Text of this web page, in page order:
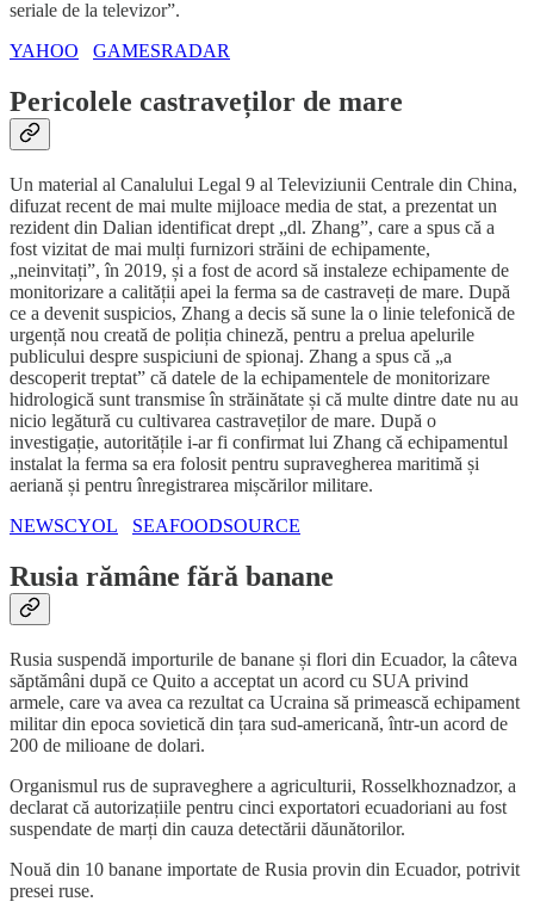
seriale de la televizor”.
YAHOO
GAMESRADAR
Pericolele castraveților de mare
Un material al Canalului Legal 9 al Televiziunii Centrale din China,
difuzat recent de mai multe mijloace media de stat, a prezentat un
rezident din Dalian identificat drept „dl. Zhang”, care a spus că a
fost vizitat de mai mulți furnizori străini de echipamente,
„neinvitați”, în 2019, și a fost de acord să instaleze echipamente de
monitorizare a calității apei la ferma sa de castraveți de mare. După
ce a devenit suspicios, Zhang a decis să sune la o linie telefonică de
urgență nou creată de poliția chineză, pentru a prelua apelurile
publicului despre suspiciuni de spionaj. Zhang a spus că „a
descoperit treptat” că datele de la echipamentele de monitorizare
hidrologică sunt transmise în străinătate și că multe dintre date nu au
nicio legătură cu cultivarea castraveților de mare. După o
investigație, autoritățile i-ar fi confirmat lui Zhang că echipamentul
instalat la ferma sa era folosit pentru supravegherea maritimă și
aeriană și pentru înregistrarea mișcărilor militare.
NEWSCYOL
SEAFOODSOURCE
Rusia rămâne fără banane
Rusia suspendă importurile de banane și flori din Ecuador, la câteva
săptămâni după ce Quito a acceptat un acord cu SUA privind
armele, care va avea ca rezultat ca Ucraina să primească echipament
militar din epoca sovietică din țara sud-americană, într-un acord de
200 de milioane de dolari.
Organismul rus de supraveghere a agriculturii, Rosselkhoznadzor, a
declarat că autorizațiile pentru cinci exportatori ecuadoriani au fost
suspendate de marți din cauza detectării dăunătorilor.
Nouă din 10 banane importate de Rusia provin din Ecuador, potrivit
presei ruse.